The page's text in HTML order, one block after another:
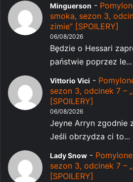
Minguerson -
smoka, sezon 3,
zimie” [SPOILERY]
06/08/2026
Będzie o Hessari
państwie poprzez le...
Vittorio Vici -
sezon 3, odcinek 7 –
[SPOILERY]
06/08/2026
Jeyne Arryn zgodnie
Jeśli obrzydza ci to...
Lady Snow -
sezon 3, odcinek 7 –
[SPOILERY]